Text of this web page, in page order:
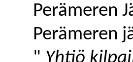
Perämeren
Perämeren